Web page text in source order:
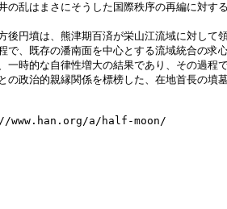
の乱はまさにそうした国際秩序の再編に対す
円墳は、熊津期百済が栄山江流域に対して
で、既存の潘南面を中心とする流域統合の求
一時的な自律性増大の結果であり、その過程
の政治的親縁関係を標榜した、在地首長の墳
www.han.org/a/half-moon/